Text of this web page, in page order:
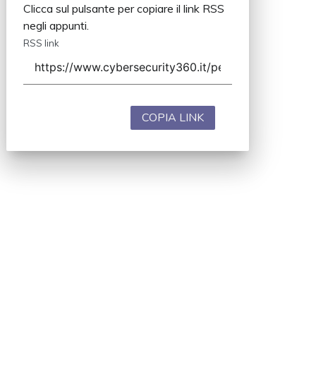
Clicca sul pulsante per copiare il link RSS
negli appunti.
RSS link
COPIA LINK